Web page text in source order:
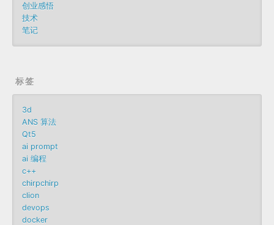
创业感悟
技术
笔记
标签
3d
ANS 算法
Qt5
ai prompt
ai 编程
c++
chirpchirp
clion
devops
docker